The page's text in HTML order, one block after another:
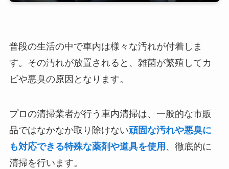
普段の生活の中で車内は様々な汚れが付着しま
す。その汚れが放置されると、雑菌が繁殖してカ
ビや悪臭の原因となります。
プロの清掃業者が行う車内清掃は、一般的な市販
品ではなかなか取り除けない頑固な汚れや悪臭に
も対応できる特殊な薬剤や道具を使用 、徹底的に
清掃を行います。